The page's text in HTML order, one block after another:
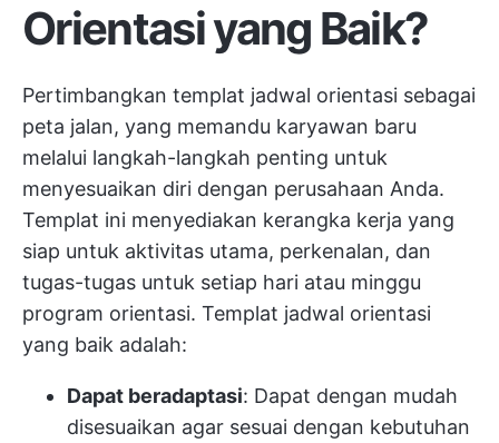
Orientasi yang Baik?
Pertimbangkan templat jadwal orientasi sebagai
peta jalan, yang memandu karyawan baru
melalui langkah-langkah penting untuk
menyesuaikan diri dengan perusahaan Anda.
Templat ini menyediakan kerangka kerja yang
siap untuk aktivitas utama, perkenalan, dan
tugas-tugas untuk setiap hari atau minggu
program orientasi. Templat jadwal orientasi
yang baik adalah:
Dapat beradaptasi: Dapat dengan mudah
disesuaikan agar sesuai dengan kebutuhan